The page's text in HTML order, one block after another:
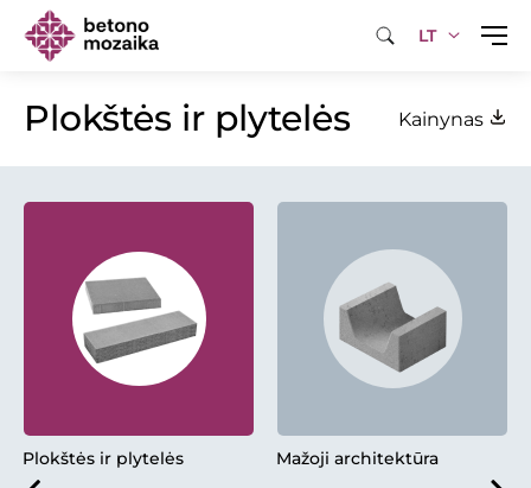
LT
Plokštės ir plytelės Kainynas
Plokštės ir plytelės Mažoji architektūra